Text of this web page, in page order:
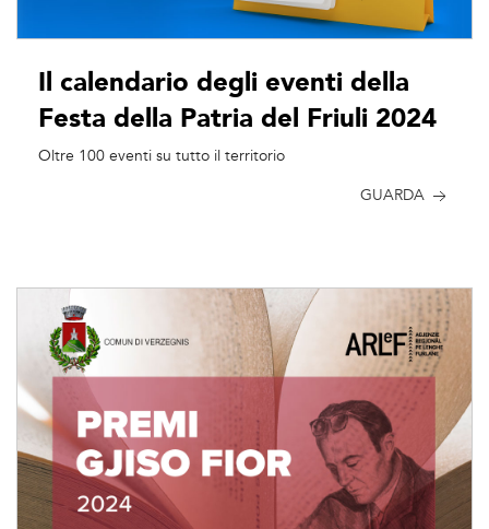
Il calendario degli eventi della
Festa della Patria del Friuli 2024
Oltre 100 eventi su tutto il territorio
GUARDA